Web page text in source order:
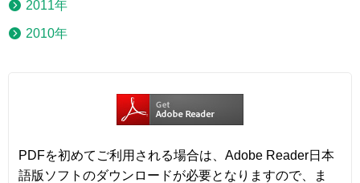
2011年
2010年
PDFを初めてご利用される場合は、Adobe Reader日本
語版ソフトのダウンロードが必要となりますので、ま